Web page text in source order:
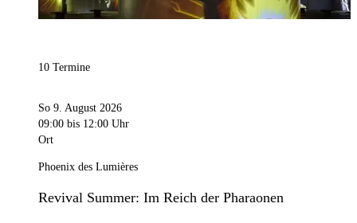
10 Termine
So 9. August 2026
09:00 bis 12:00 Uhr
Ort
Phoenix des Lumières
Revival Summer: Im Reich der Pharaonen